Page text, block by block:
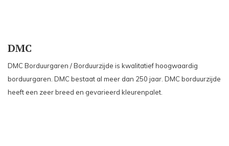
DMC
DMC Borduurgaren / Borduurzijde is kwalitatief hoogwaardig
borduurgaren. DMC bestaat al meer dan 250 jaar. DMC borduurzijde
heeft een zeer breed en gevarieerd kleurenpalet.